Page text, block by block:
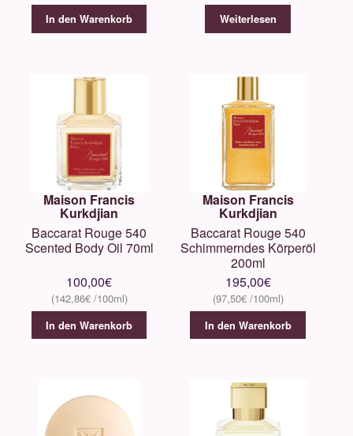
In den Warenkorb Weiterlesen
Maison Francis
Kurkdjian
Baccarat Rouge 540
Scented Body Oil 70ml
100,00€
142,86€
In den Warenkorb
Maison Francis
Kurkdjian
Baccarat Rouge 540
Schimmerndes Körperöl
200ml
195,00€
97,50€
In den Warenkorb